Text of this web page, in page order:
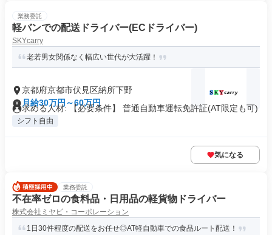
業務委託
軽バンでの配送ドライバー(ECドライバー)
SKYcarry
老若男女関係なく幅広い世代が大活躍！
京都府京都市伏見区納所下野
月給30万円～60万円
求める人材: 【必要条件】 普通自動車運転免許証(AT限定も可)
シフト自由
気になる
業務委託
不在率ゼロの食料品・日用品の軽貨物ドライバー
株式会社ミヤビ・コーポレーション
1日30件程度の配送をお任せ◎AT軽自動車での食品ルート配送！